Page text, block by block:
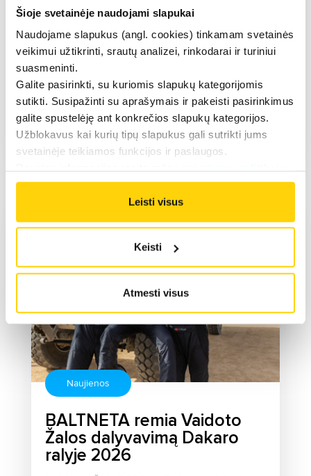
Šioje svetainėje naudojami slapukai
Naudojame slapukus (angl. cookies) tinkamam svetainės
veikimui užtikrinti, srautų analizei, rinkodarai ir turiniui
suasmeninti.
Galite pasirinkti, su kuriomis slapukų kategorijomis
sutikti. Susipažinti su aprašymais ir pakeisti pasirinkimus
galite spustelėję ant konkrečios slapukų kategorijos.
Užblokavus kai kurių tipų slapukus gali sutrikti jums
svetainėje teikiamos funkcijos ir paslaugos.
Leisti visus
Keisti
Atmesti visus
motyvacinė frazė, primenanti, kad amžius
ar patirtis netrukdo įgyti naujų žinių ir
įgūdžių. Kartais mokymuisi užtenka
motyvacijos, o kartais tai tampa būtinybe.
Daugiau
2026.01.20
Naujienos
BALTNETA remia Vaidoto
Žalos dalyvavimą Dakaro
ralyje 2026